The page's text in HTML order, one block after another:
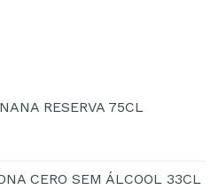
RESERVA 75CL
CERO SEM ÁLCOOL 33CL